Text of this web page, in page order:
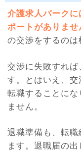
介護求人パーク
ポートがありませ
の交渉をするのは
交渉に失敗すれ
す。とはいえ、
転職することに
ません。
退職準備も、転
ます。退職届の